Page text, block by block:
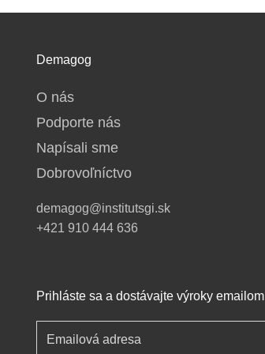
Demagog
O nás
Podporte nás
Napísali sme
Dobrovoľníctvo
demagog@institutsgi.sk
+421 910 444 636
Prihláste sa a dostávajte výroky emailom